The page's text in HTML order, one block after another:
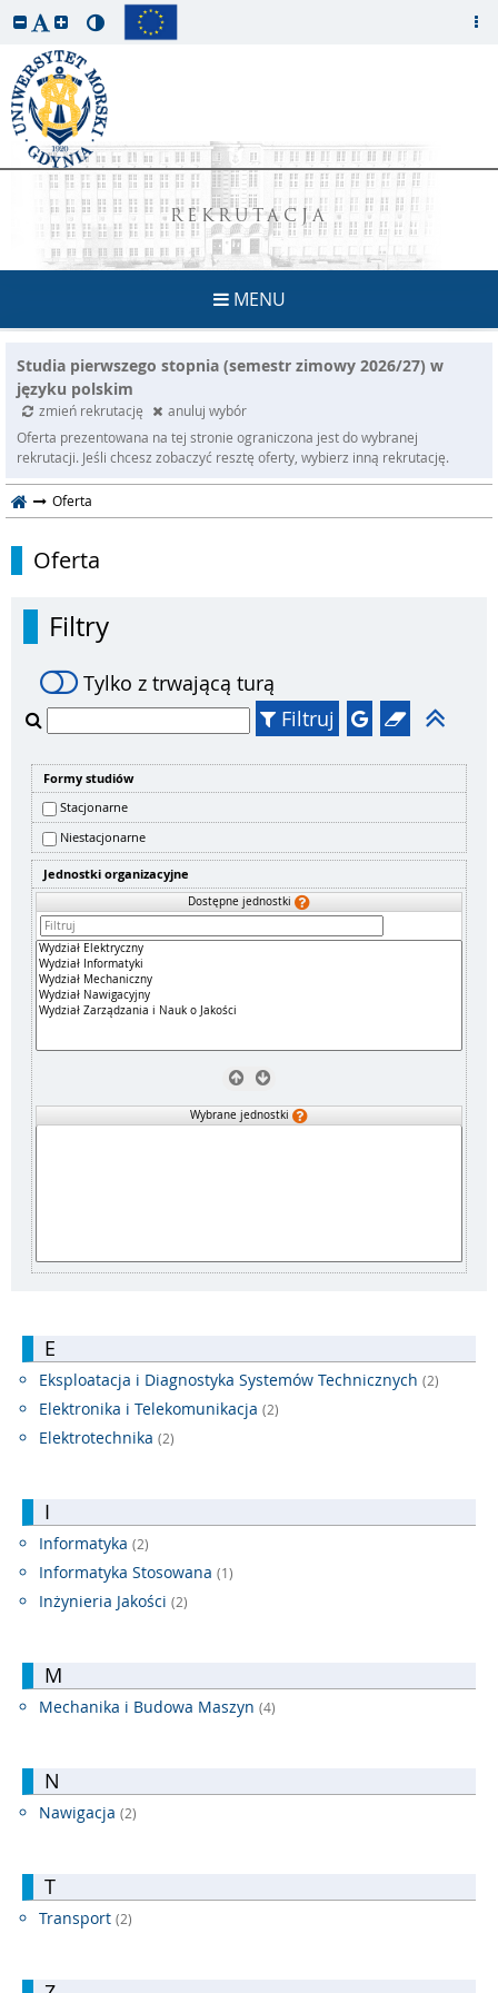
REKRUTACJA
MENU
Studia pierwszego stopnia (semestr zimowy 2026/27) w
języku polskim
zmień rekrutację
anuluj wybór
Oferta prezentowana na tej stronie ograniczona jest do wybranej
rekrutacji. Jeśli chcesz zobaczyć resztę oferty, wybierz inną rekrutację.
Oferta
Oferta
Filtry
Tylko z trwającą turą
Filtruj
Formy studiów
Stacjonarne
Niestacjonarne
Jednostki organizacyjne
Dostępne jednostki
Wybrane jednostki
E
Eksploatacja i Diagnostyka Systemów Technicznych (2)
Elektronika i Telekomunikacja (2)
Elektrotechnika (2)
I
Informatyka (2)
Informatyka Stosowana (1)
Inżynieria Jakości (2)
M
Mechanika i Budowa Maszyn (4)
N
Nawigacja (2)
T
Transport (2)